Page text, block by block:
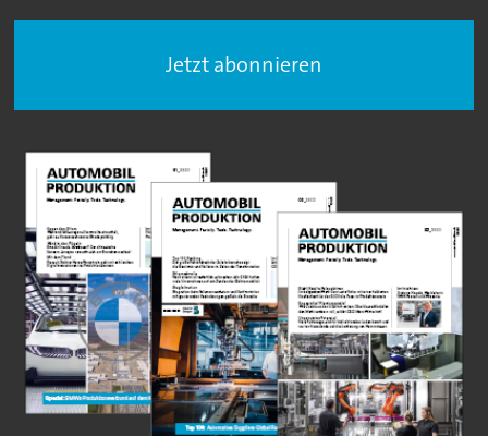
Jetzt abonnieren